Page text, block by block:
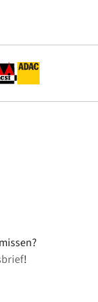
missen?
!